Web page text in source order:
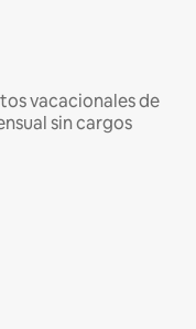
vacacionales de
sin cargos